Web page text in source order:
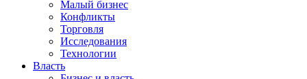
Малый бизнес
Конфликты
Торговля
Исследования
Технологии
Власть